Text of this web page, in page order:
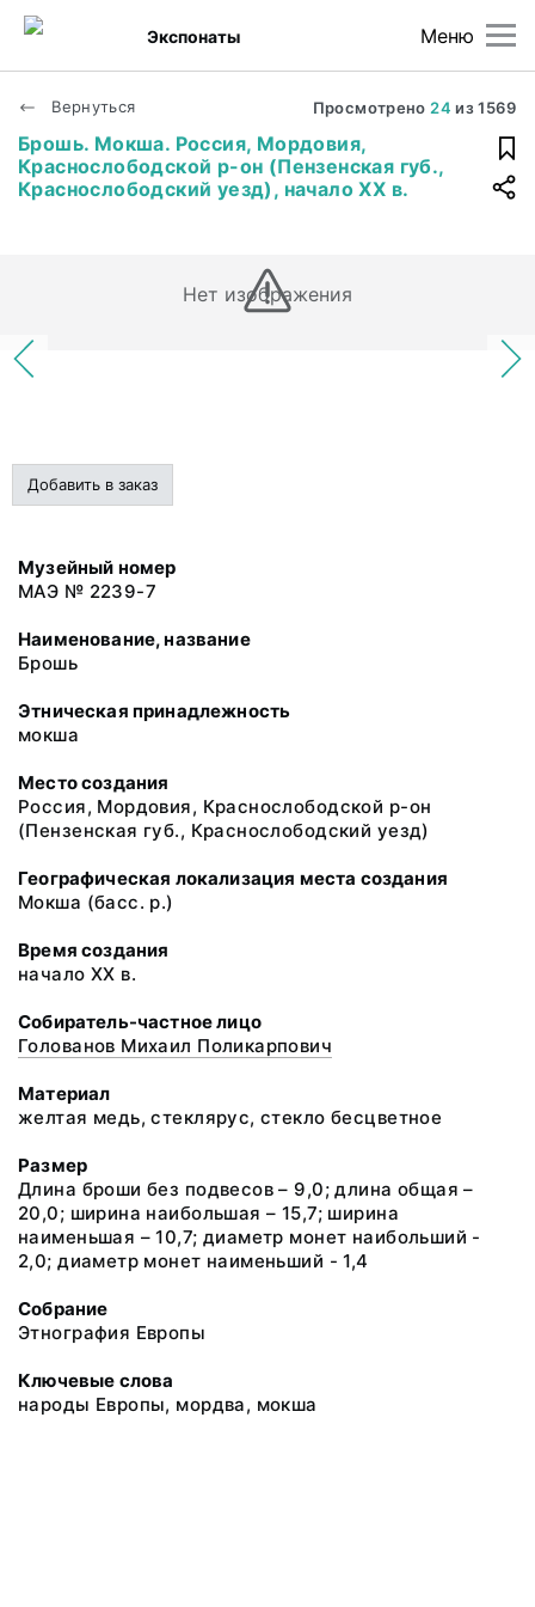
Меню
Экспонаты
Вернуться Просмотрено 24 из1569
Брошь. Мокша. Россия, Мордовия,
Краснослободской р-он (Пензенская губ.,
Краснослободский уезд), начало ХХ в.
Нет изображения
Добавить в заказ
Музейный номер
МАЭ № 2239-7
Наименование, название
Брошь
Этническая принадлежность
мокша
Место создания
Россия, Мордовия, Краснослободской р-он
(Пензенская губ., Краснослободский уезд)
Географическая локализация места создания
Мокша (басс. р.)
Время создания
начало ХХ в.
Собиратель-частное лицо
Голованов Михаил Поликарпович
Материал
желтая медь, стеклярус, стекло бесцветное
Размер
Длина броши без подвесов – 9,0; длина общая –
20,0; ширина наибольшая – 15,7; ширина
наименьшая – 10,7; диаметр монет наибольший -
2,0; диаметр монет наименьший - 1,4
Собрание
Этнография Европы
Ключевые слова
народы Европы, мордва, мокша